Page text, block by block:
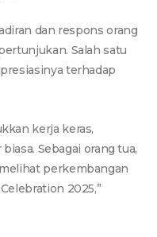
dan respons orang
Salah satu
terhadap
kerja keras,
Sebagai orang tua,
perkembangan
2025,”